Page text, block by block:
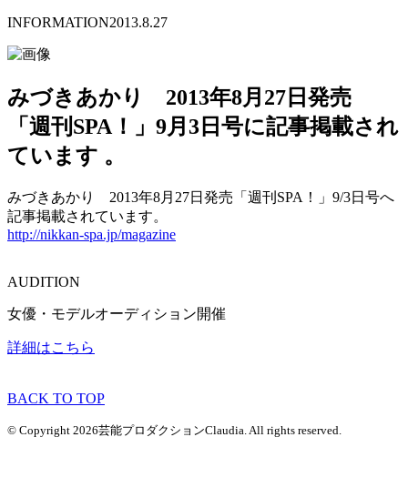
INFORMATION2013.8.27
みづきあかり 2013年8月27日発売
「週刊SPA！」9月3日号に記事掲載され
ています 。
みづきあかり 2013年8月27日発売「週刊SPA！」9/3日号へ
記事掲載されています。
http://nikkan-spa.jp/magazine
AUDITION
女優・モデルオーディション開催
詳細はこちら
BACK TO TOP
© Copyright 2026芸能プロダクションClaudia. All rights reserved.